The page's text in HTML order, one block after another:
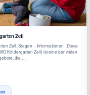
Zeil
Zeil, Siegen - Informationen Diese
Kindergarten Zeil) ist eine der vielen
die …